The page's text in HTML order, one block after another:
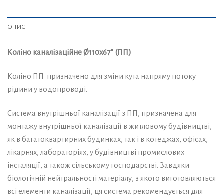
ОПИС
Коліно каналізаційне Ø110х67° (ПП)
Коліно ПП призначено для зміни кута напряму потоку
рідини у водопроводі.
Система внутрішньої каналізації з ПП, призначена для
монтажу внутрішньої каналізації в житловому будівництві,
як в багатоквартирних будинках, так і в котеджах, офісах,
лікарнях, лабораторіях, у будівництві промислових
інсталяції, а також сільському господарстві. Завдяки
біологічній нейтральності матеріалу, з якого виготовляються
всі елементи каналізації, ця система рекомендується для